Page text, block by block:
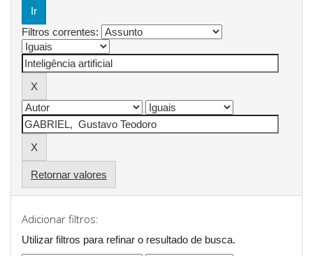
Filtros correntes:
Retornar valores
Adicionar filtros:
Utilizar filtros para refinar o resultado de busca.